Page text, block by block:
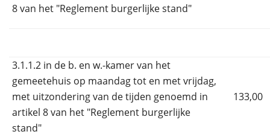
8 van het "Reglement burgerlijke stand"
3.1.1.2 in de b. en w.-kamer van het
gemeetehuis op maandag tot en met vrijdag,
met uitzondering van de tijden genoemd in
artikel 8 van het "Reglement burgerlijke
stand"
133,00